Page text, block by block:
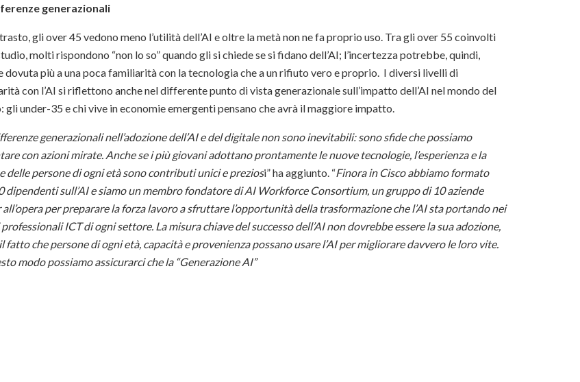
generazionali
gli over 45 vedono meno l’utilità dell’AI e oltre la metà non ne fa proprio uso. Tra gli over 55 coinvolti
molti rispondono “non lo so” quando gli si chiede se si fidano dell’AI; l’incertezza potrebbe, quindi,
dovuta più a una poca familiarità con la tecnologia che a un rifiuto vero e proprio. I diversi livelli di
con l’AI si riflettono anche nel differente punto di vista generazionale sull’impatto dell’AI nel mondo del
gli under-35 e chi vive in economie emergenti pensano che avrà il maggiore impatto.
generazionali nell’adozione dell’AI e del digitale non sono inevitabili: sono sfide che possiamo
con azioni mirate. Anche se i più giovani adottano prontamente le nuove tecnologie, l’esperienza e la
delle persone di ogni età sono contributi unici e preziosi” ha aggiunto. “Finora in Cisco abbiamo formato
dipendenti sull’AI e siamo un membro fondatore di AI Workforce Consortium, un gruppo di 10 aziende
all’opera per preparare la forza lavoro a sfruttare l’opportunità della trasformazione che l’AI sta portando nei
ICT di ogni settore. La misura chiave del successo dell’AI non dovrebbe essere la sua adozione,
fatto che persone di ogni età, capacità e provenienza possano usare l’AI per migliorare davvero le loro vite.
modo possiamo assicurarci che la “Generazione AI”